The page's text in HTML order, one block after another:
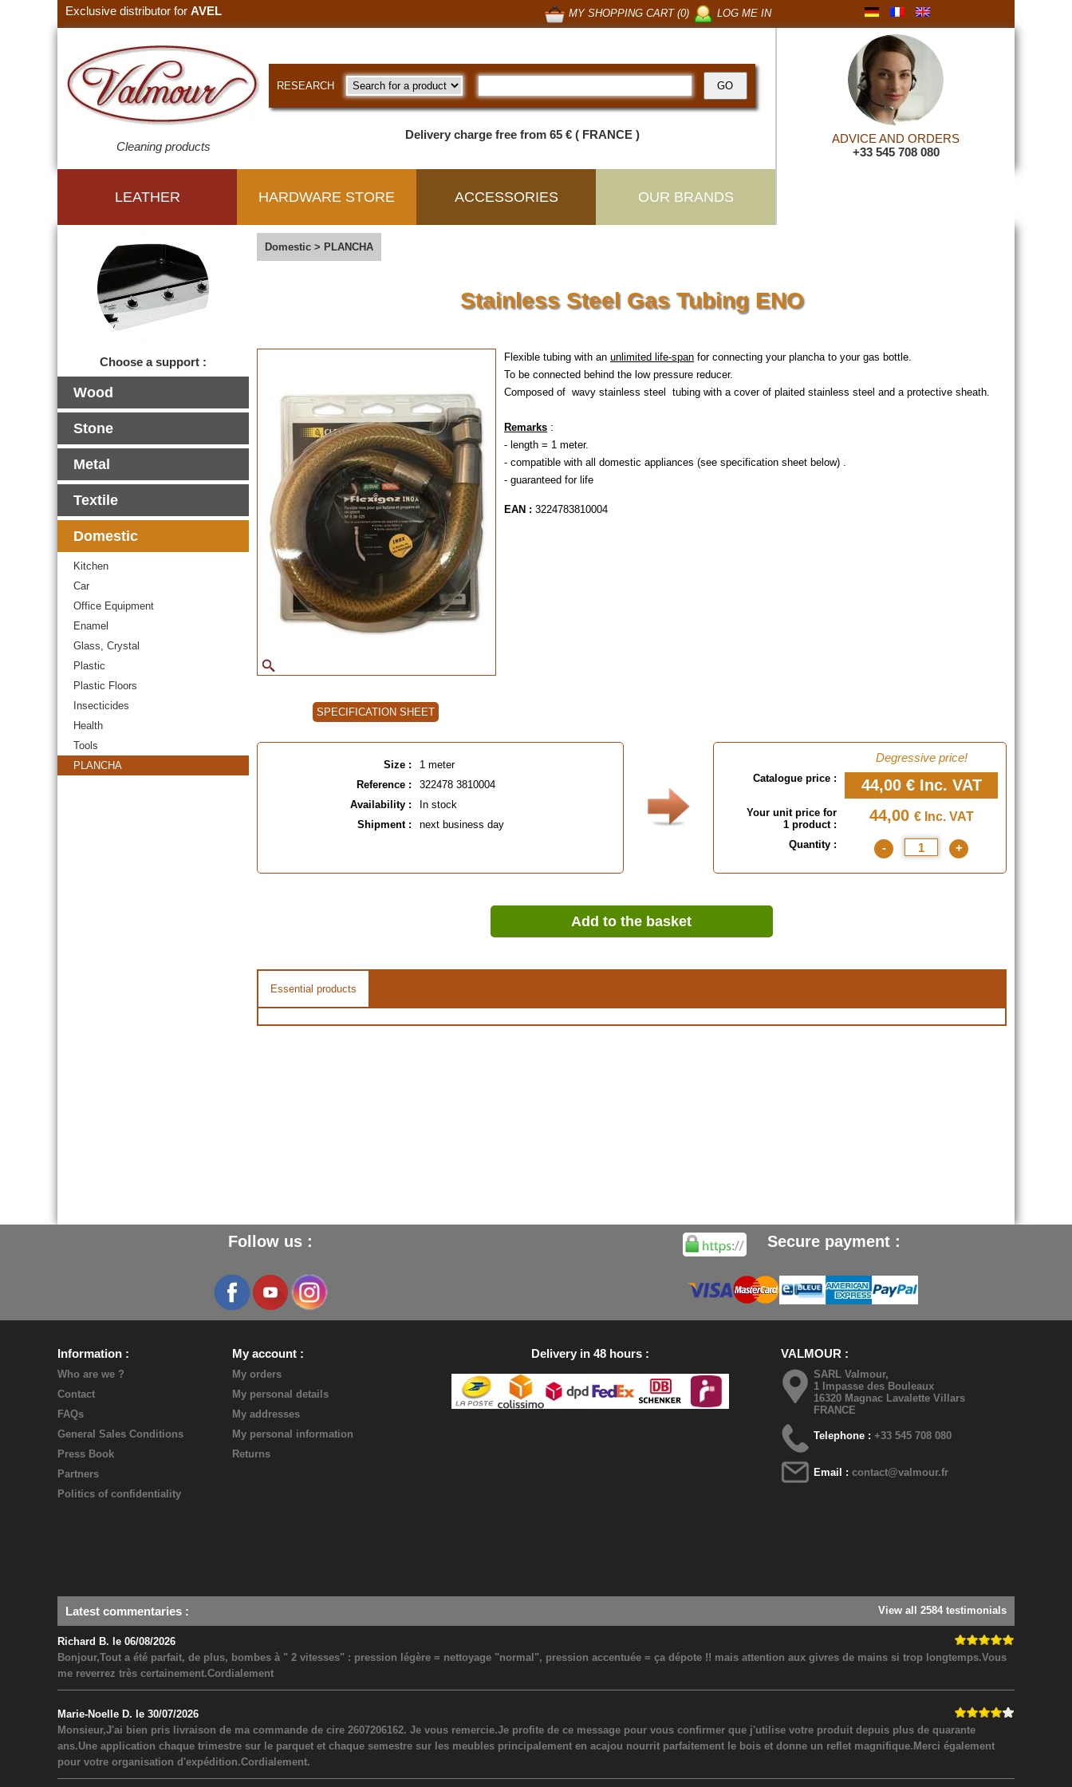
Exclusive distributor for AVEL LOG ME IN
MY SHOPPING CART (0)
Cleaning products
RESEARCH
Delivery charge free from 65 € ( FRANCE )
ADVICE AND ORDERS
+33 545 708 080
LEATHER HARDWARE STORE ACCESSORIES OUR BRANDS
Choose a support :
Wood
Stone
Metal
Textile
Domestic
Kitchen
Car
Office Equipment
Enamel
Glass, Crystal
Plastic
Plastic Floors
Insecticides
Health
Tools
PLANCHA
Domestic > PLANCHA
Stainless Steel Gas Tubing ENO
SPECIFICATION SHEET
Flexible tubing with an unlimited life-span for connecting your plancha to your gas bottle.
To be connected behind the low pressure reducer.
Composed of wavy stainless steel tubing with a cover of plaited stainless steel and a protective sheath.
Remarks :
- length = 1 meter.
- compatible with all domestic appliances (see specification sheet below) .
- guaranteed for life
EAN : 3224783810004
Size :
1 meter
Reference :
322478 3810004
Availability :
In stock
Shipment :
next business day
Degressive price!
Catalogue price : 44,00 € Inc. VAT
Your unit price for
1 product :
44,00 € Inc. VAT
Quantity : - +
Add to the basket
Essential products
Follow us : Secure payment :
Information
Who are we ?
Contact
FAQs
General Sales Conditions
Press Book
Partners
Politics of confidentiality
My account
My orders
My personal details
My addresses
My personal information
Returns
Delivery in 48 hours VALMOUR
SARL Valmour,
1 Impasse des Bouleaux
16320 Magnac Lavalette Villars
FRANCE
Telephone :+33 545 708 080
Email :contact@valmour.fr
Latest commentaries : View all 2584 testimonials
Richard B. le 06/08/2026
Bonjour,Tout a été parfait, de plus, bombes à " 2 vitesses" : pression légère = nettoyage "normal", pression accentuée = ça dépote !! mais attention aux givres de mains si trop longtemps.Vous
me reverrez très certainement.Cordialement
Marie-Noelle D. le 30/07/2026
Monsieur,J'ai bien pris livraison de ma commande de cire 2607206162. Je vous remercie.Je profite de ce message pour vous confirmer que j'utilise votre produit depuis plus de quarante
ans.Une application chaque trimestre sur le parquet et chaque semestre sur les meubles principalement en acajou nourrit parfaitement le bois et donne un reflet magnifique.Merci également
pour votre organisation d'expédition.Cordialement.